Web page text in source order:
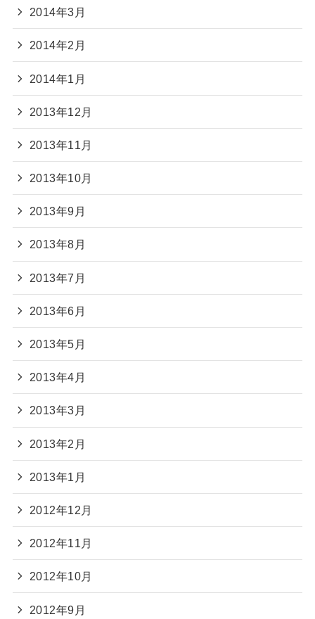
2014年3月
2014年2月
2014年1月
2013年12月
2013年11月
2013年10月
2013年9月
2013年8月
2013年7月
2013年6月
2013年5月
2013年4月
2013年3月
2013年2月
2013年1月
2012年12月
2012年11月
2012年10月
2012年9月